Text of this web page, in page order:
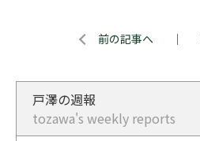
前の記事へ ｜
戸澤の週報
tozawa's weekly reports